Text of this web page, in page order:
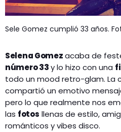
Sele Gomez cumplió 33 años.
Selena Gomezacaba de
número 33y lo hizo con una
todo un mood retro-glam. La
compartió un emotivo
pero lo que realmente nos
las fotos llenas de estilo,
románticos y vibes disco.